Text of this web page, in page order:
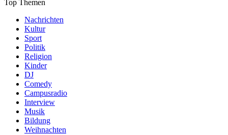
Top Themen
Nachrichten
Kultur
Sport
Politik
Religion
Kinder
DJ
Comedy
Campusradio
Interview
Musik
Bildung
Weihnachten